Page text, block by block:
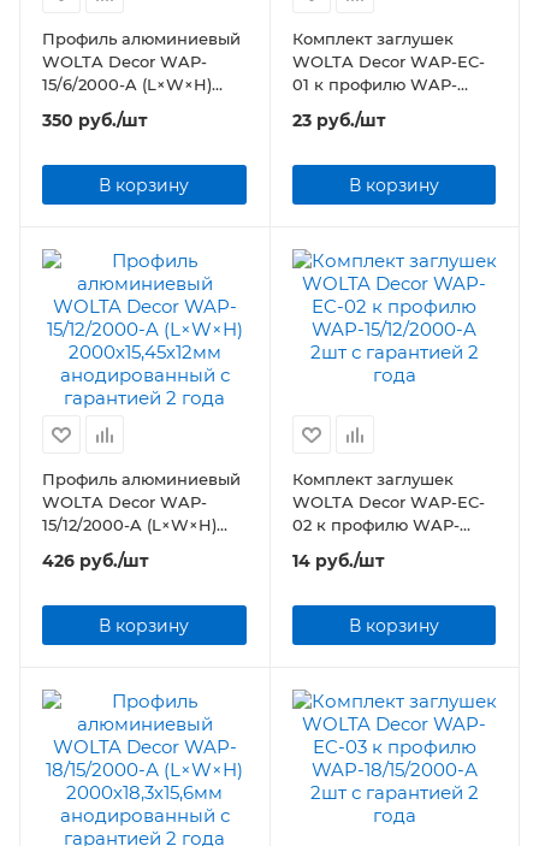
Профиль алюминиевый
WOLTA Decor WAP-
15/6/2000-A (L×W×H)
2000x15,2x6 мм
анодированный
350 руб./шт
В корзину
Комплект заглушек
WOLTA Decor WAP-EC-
01 к профилю WAP-
15/6/2000-A 2шт
23руб./шт
В корзину
Профиль алюминиевый
WOLTA Decor WAP-
15/12/2000-A (L×W×H)
2000х15,45х12мм
анодированный
426 руб./шт
В корзину
Комплект заглушек
WOLTA Decor WAP-EC-
02 к профилю WAP-
15/12/2000-A 2шт
14руб./шт
В корзину